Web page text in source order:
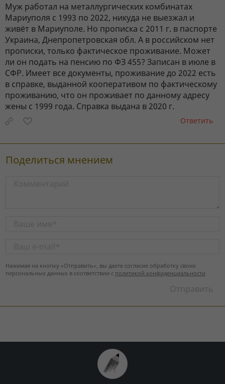
Муж работал на металлургических комбинатах
Мариуполя с 1993 по 2022, никуда не выезжал и
живёт в Мариуполе. Но прописка с 2011 г. в паспорте
Украина, Днепропетровская обл. А в российском нет
прописки, только фактическое проживание. Может
ли он подать на пенсию по ФЗ 455? Записан в июле в
СФР. Имеет все документы, проживание до 2022 есть
в справке, выданной кооперативом по фактическому
проживанию, что он проживает по данному адресу
жены с 1999 года. Справка выдана в 2020 г.
Ответить
Поделиться мнением
Нажимая на кнопку «Отправить», вы даете согласие обработку своих
персональных данных в соответствии с политикой конфиденциальности